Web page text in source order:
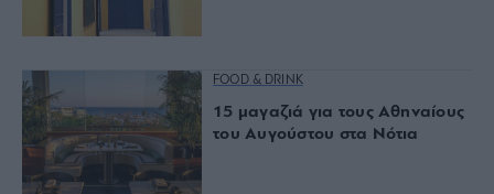
FOOD & DRINK
15 μαγαζιά για τους Αθηναίους
του Αυγούστου στα Νότια